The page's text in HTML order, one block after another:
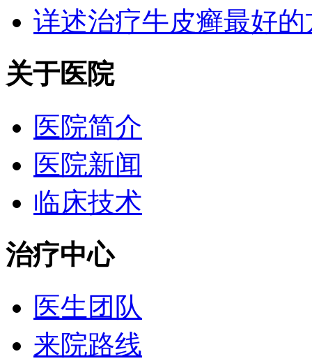
详述治疗牛皮癣最好
关于医院
医院简介
医院新闻
临床技术
治疗中心
医生团队
来院路线